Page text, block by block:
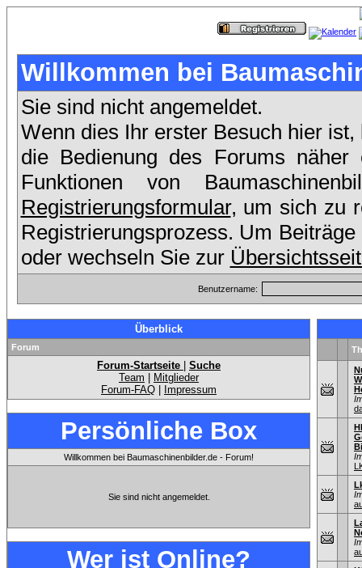
Willkommen bei
Sie sind nicht angemeldet.
Wenn dies Ihr erster Besuch hier
die Bedienung des Forums
Funktionen von
Registrierungsformular, um sich zu
Registrierungsprozess. Um
oder wechseln Sie zur
Benutzername:
Überblick
Forum
Forum-Startseite
Suche
Team
Mitglieder
Forum-FAQ
Impressum
Persönliche Box
Willkommen bei Baumaschinenbilder.de - Forum!
Sie sind nicht angemeldet.
Wer ist Online?